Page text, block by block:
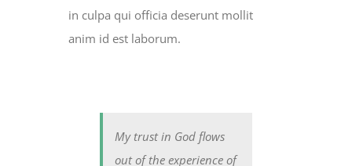
in culpa qui officia deserunt mollit
anim id est laborum.
My trust in God flows
out of the experience of